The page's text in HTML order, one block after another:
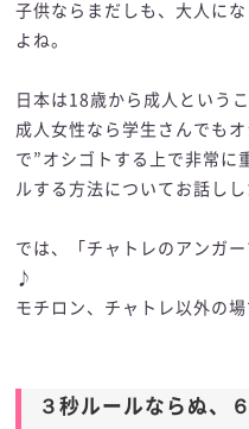
子供ならまだしも、大人に
よね。
日本は18歳から成人という
成人女性なら学生さんでも
で”オシゴトする上で非常に
ルする方法についてお話しし
では、「チャトレのアンガ
♪
モチロン、チャトレ以外の
３秒ルールならぬ、